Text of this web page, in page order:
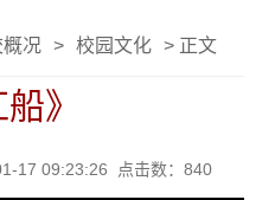
概况 > 校园文化 > 正文
船》
17 09:23:26 点击数： 840